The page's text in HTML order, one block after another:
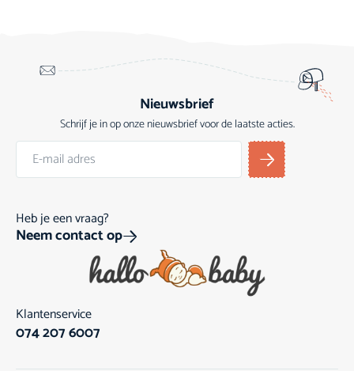
Nieuwsbrief
Schrijf je in op onze nieuwsbrief voor de laatste acties.
Heb je een vraag?
Neem contact op
Klantenservice
074 207 6007